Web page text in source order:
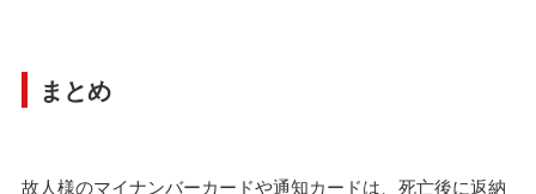
まとめ
故人様のマイナンバーカードや通知カードは、死亡後に返納